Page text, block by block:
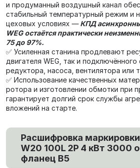
и продуманный воздушный канал
стабильный температурный режим и
цеховых условиях — КПД
WEG остаётся практически
75 до 97%.
✅ Усиленная станина продлевают
двигателя WEG, так и
редуктора, насоса, вентилятора или
✅ Использование качественных
ротора и изготовлении обмотки при
гарантирует долгий срок службы
вложений на старте.
Расшифровка маркировки
W20 100L 2P 4 кВт 3000
фланец В5